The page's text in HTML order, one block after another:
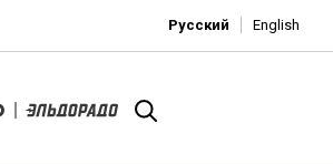
Русский English